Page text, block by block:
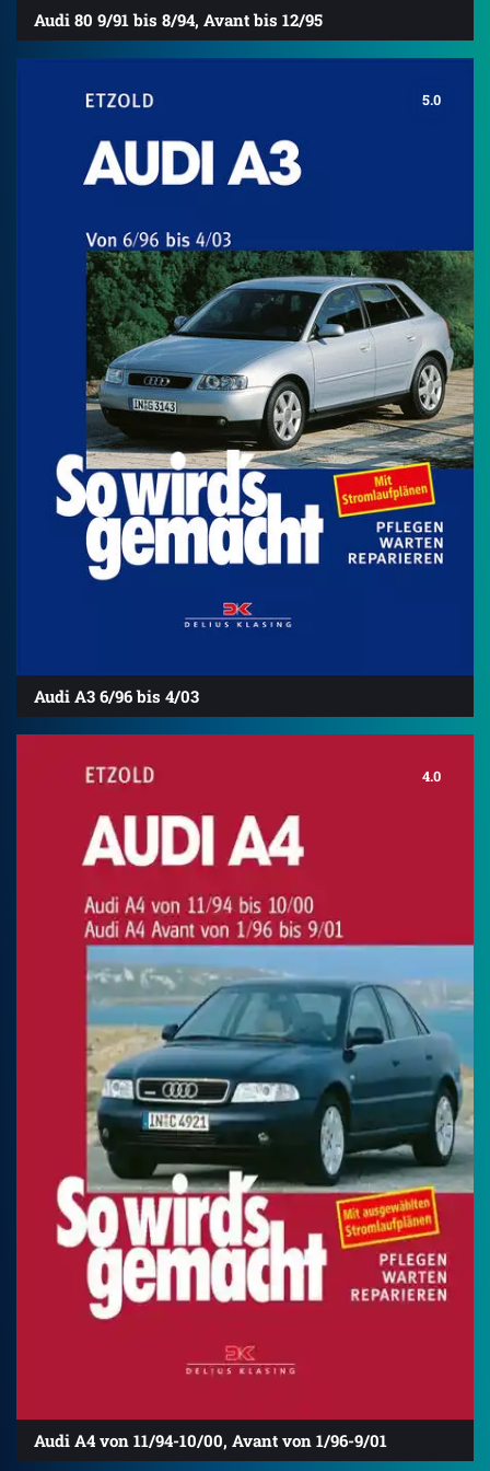
Audi 80 9/91 bis 8/94, Avant bis 12/95
5.0
Audi A3 6/96 bis 4/03
4.0
Audi A4 von 11/94-10/00, Avant von 1/96-9/01